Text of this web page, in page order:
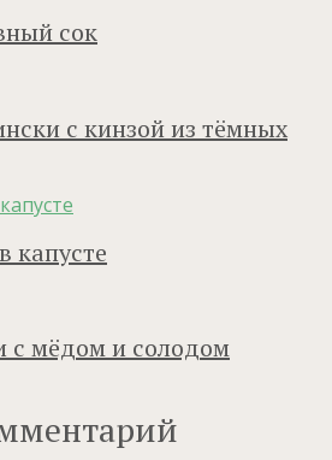
сок
с кинзой из тёмных
капусте
с мёдом и солодом